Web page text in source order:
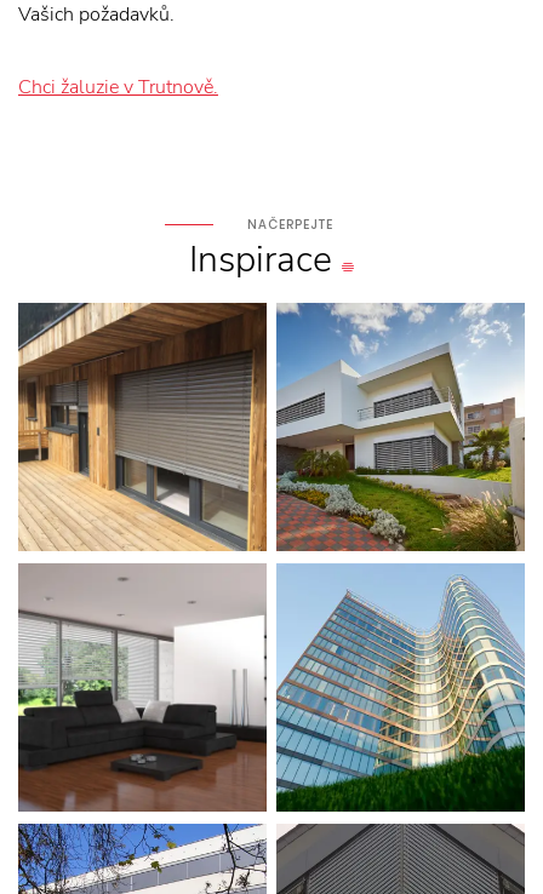
Vašich požadavků.
Chci žaluzie v Trutnově.
NAČERPEJTE
Inspirace